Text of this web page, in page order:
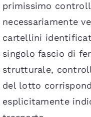
primissimo
necessariamente
cartellini
singolo fascio di
strutturale,
del lotto
esplicitamente